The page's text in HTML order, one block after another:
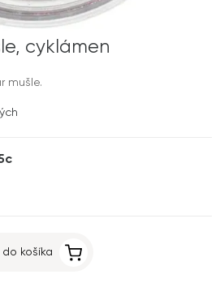
cyklámen
mušle.
košíka